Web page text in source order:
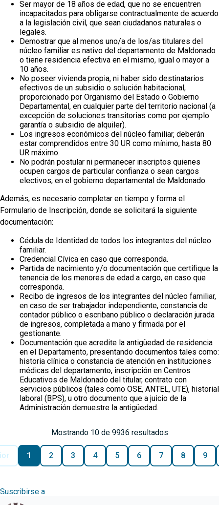
Ser mayor de 18 años de edad, que no se encuentren
incapacitados para obligarse contractualmente de acuerdo
a la legislación civil, que sean ciudadanos naturales o
legales.
Demostrar que al menos uno/a de los/as titulares del
núcleo familiar es nativo del departamento de Maldonado
o tiene residencia efectiva en el mismo, igual o mayor a
10 años.
No poseer vivienda propia, ni haber sido destinatarios
efectivos de un subsidio o solución habitacional,
proporcionado por Organismo del Estado o Gobierno
Departamental, en cualquier parte del territorio nacional (a
excepción de soluciones transitorias como por ejemplo
garantía o subsidio de alquiler).
Los ingresos económicos del núcleo familiar, deberán
estar comprendidos entre 30 UR como mínimo, hasta 80
UR máximo.
No podrán postular ni permanecer inscriptos quienes
ocupen cargos de particular confianza o sean cargos
electivos, en el gobierno departamental de Maldonado.
Además, es necesario completar en tiempo y forma el
Formulario de Inscripción, donde se solicitará la siguiente
documentación:
Cédula de Identidad de todos los integrantes del núcleo
familiar.
Credencial Cívica en caso que corresponda.
Partida de nacimiento y/o documentación que certifique la
tenencia de los menores de edad a cargo, en caso que
corresponda.
Recibo de ingresos de los integrantes del núcleo familiar,
en caso de ser trabajador independiente, constancia de
contador público o escribano público o declaración jurada
de ingresos, completada a mano y firmada por el
gestionante.
Documentación que acredite la antigüedad de residencia
en el Departamento, presentando documentos tales como:
historia clínica o constancia de atención en instituciones
médicas del departamento, inscripción en Centros
Educativos de Maldonado del titular, contrato con
servicios públicos (tales como OSE, ANTEL, UTE), historial
laboral (BPS), u otro documento que a juicio de la
Administración demuestre la antigüedad.
Mostrando 10 de 9936 resultados
1 2 3 4 5 6 7 8 9
Suscribirse a